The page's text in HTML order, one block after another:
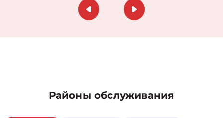
Районы обслуживания